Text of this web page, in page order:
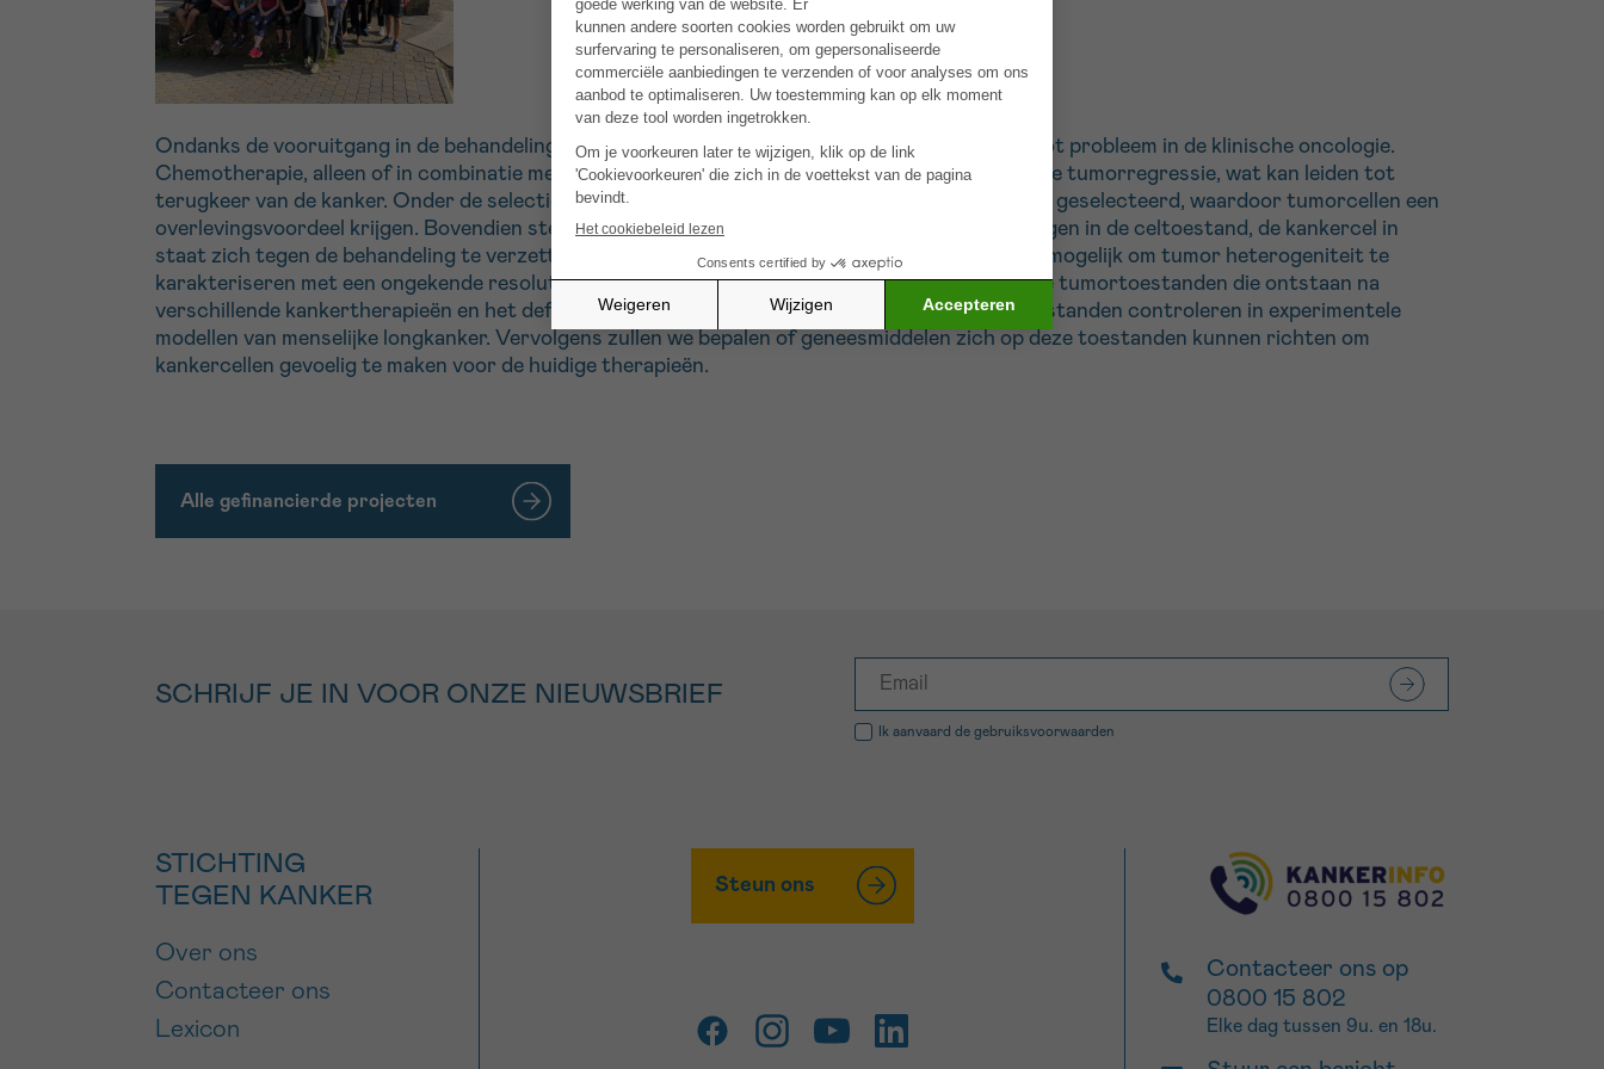
Ondanks de vooruitgang in de behandeling van kanker blijft resistentie tegen therapie een groot probleem in de klinische oncologie.
Chemotherapie, alleen of in combinatie met doelgerichte therapie, resulteert vaak in onvolledige tumorregressie, wat kan leiden tot
terugkeer van de kanker. Onder de selectieve druk van de behandeling worden nieuwe mutaties geselecteerd, waardoor tumorcellen een
overlevingsvoordeel krijgen. Bovendien stellen niet-genetische aanpassingen, zoals veranderingen in de celtoestand, de kankercel in
staat zich tegen de behandeling te verzetten. Single-cell sequencing technologieën maken het mogelijk om tumor heterogeniteit te
karakteriseren met een ongekende resolutie. Het doel van dit project is het identificeren van de tumortoestanden die ontstaan na
verschillende kankertherapieën en het definiëren van de moleculaire mechanismen die deze toestanden controleren in experimentele
modellen van menselijke longkanker. Vervolgens zullen we bepalen of geneesmiddelen zich op deze toestanden kunnen richten om
kankercellen gevoelig te maken voor de huidige therapieën.
Alle gefinancierde projecten
SCHRIJF JE IN VOOR ONZE NIEUWSBRIEF
Ik aanvaard de gebruiksvoorwaarden
STICHTING
TEGEN KANKER
Over ons
Contacteer ons
Lexicon
Steun ons
Contacteer ons op
0800 15 802
Elke dag tussen 9u. en 18u.